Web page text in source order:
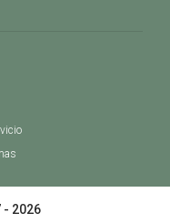
- 2026